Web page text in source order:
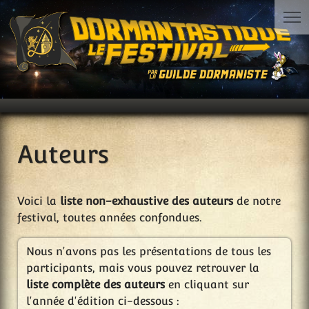
Auteurs
Voici la liste non-exhaustive des auteursde notre
festival, toutes années confondues.
Nous n'avons pas les présentations de tous les
participants, mais vous pouvez retrouver la
liste complète des auteursen cliquant sur
l'année d'édition ci-dessous :